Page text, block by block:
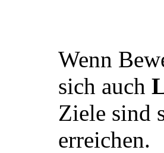
Wenn
sich auch
Ziele sind
erreichen.